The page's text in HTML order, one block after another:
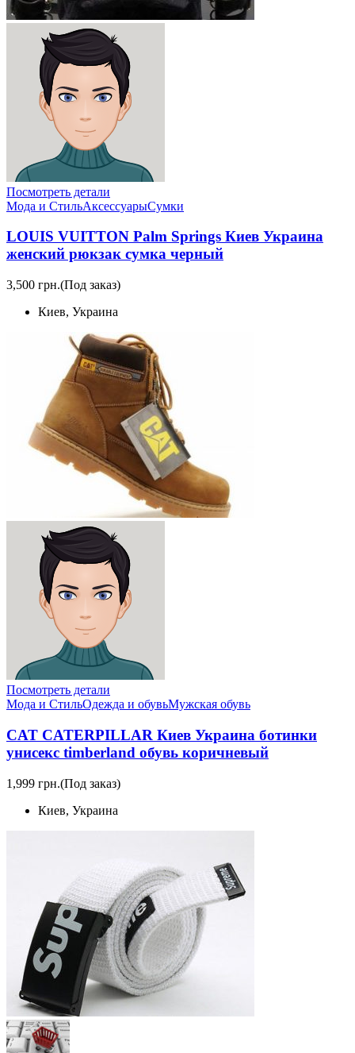
Посмотреть детали
Мода и СтильАксессуарыСумки
LOUIS VUITTON Palm Springs Киев Украина
женский рюкзак сумка черный
3,500 грн.(Под заказ)
Киев, Украина
Посмотреть детали
Мода и СтильОдежда и обувьМужская обувь
CAT CATERPILLAR Киев Украина ботинки
унисекс timberland обувь коричневый
1,999 грн.(Под заказ)
Киев, Украина